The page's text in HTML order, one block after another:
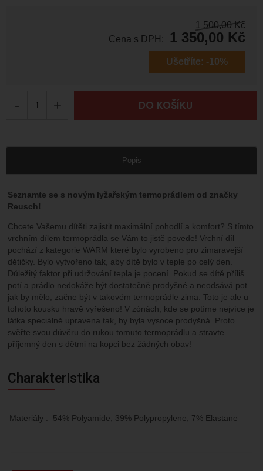
1 500,00 Kč
Cena s DPH:
1 350,00 Kč
Ušetříte: -10%
- + DO KOŠÍKU
Popis
Seznamte se s novým lyžařským termoprádlem od značky
Reusch!
Chcete Vašemu dítěti zajistit maximální pohodlí a komfort? S tímto
vrchním dílem termoprádla se Vám to jistě povede! Vrchní díl
pochází z kategorie WARM které bylo vyrobeno pro zimaravejší
dětičky. Bylo vytvořeno tak, aby dítě bylo v teple po celý den.
Důležitý faktor při udržování tepla je pocení. Pokud se dítě příliš
potí a prádlo nedokáže být dostatečně prodyšné a neodsává pot
jak by mělo, začne být v takovém termoprádle zima. Toto je ale u
tohoto kousku hravě vyřešeno! V zónách, kde se potíme nejvíce je
látka speciálně upravena tak, by byla vysoce prodyšná. Proto
svěřte svou důvěru do rukou tomuto termoprádlu a stravte
příjemný den s dětmi na kopci bez žádných obav!
Charakteristika
Materiály : 54% Polyamide, 39% Polypropylene, 7% Elastane